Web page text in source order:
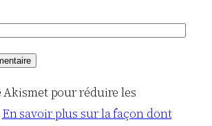
Akismet pour réduire les
En savoir plus sur la façon dont